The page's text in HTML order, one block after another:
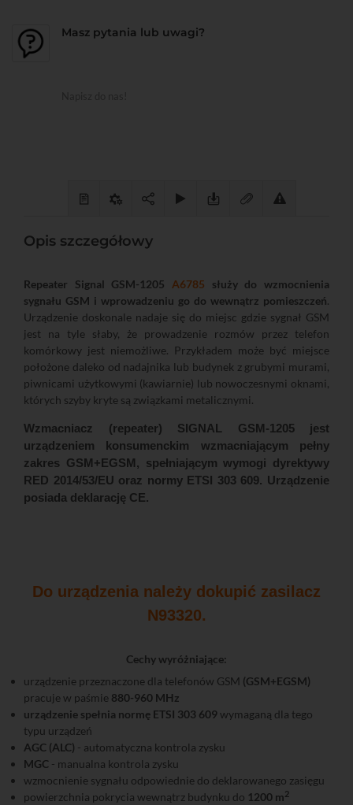
Masz pytania lub uwagi?
Opis szczegółowy
Repeater Signal GSM-1205 A6785 służy do wzmocnienia
sygnału GSM i wprowadzeniu go do wewnątrz pomieszczeń.
Urządzenie doskonale nadaje się do miejsc gdzie sygnał GSM
jest na tyle słaby, że prowadzenie rozmów przez telefon
komórkowy jest niemożliwe. Przykładem może być miejsce
położone daleko od nadajnika lub budynek z grubymi murami,
piwnicami użytkowymi (kawiarnie) lub nowoczesnymi oknami,
których szyby kryte są związkami metalicznymi.
Wzmacniacz (repeater) SIGNAL GSM-1205 jest
urządzeniem konsumenckim wzmacniającym pełny
zakres GSM+EGSM, spełniającym wymogi dyrektywy
RED 2014/53/EU oraz normy ETSI 303 609. Urządzenie
posiada deklarację CE.
Do urządzenia należy dokupić zasilacz
N93320.
Cechy wyróżniające:
urządzenie przeznaczone dla telefonów GSM (GSM+EGSM)
pracuje w paśmie 880-960 MHz
urządzenie spełnia normę ETSI 303 609wymaganą dla tego
typu urządzeń
AGC (ALC) - automatyczna kontrola zysku
MGC - manualna kontrola zysku
wzmocnienie sygnału odpowiednie do deklarowanego zasięgu
powierzchnia pokrycia wewnątrz budynku do 1200 m2